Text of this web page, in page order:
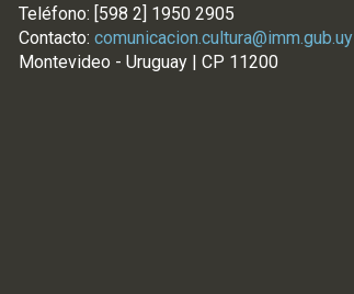
Teléfono: [598 2] 1950 2905
Contacto: comunicacion.cultura@imm.gub.uy
Montevideo - Uruguay | CP 11200